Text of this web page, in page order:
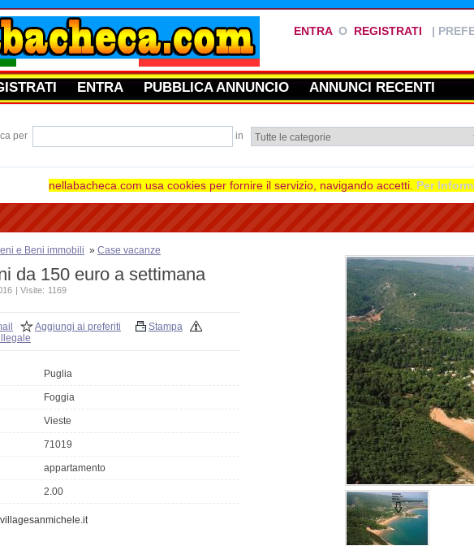
ENTRAO REGISTRATI |
ENTRA PUBBLICA ANNUNCIO ANNUNCI RECENTI
per in
nellabacheca.com usa cookies per fornire il servizio, navigando accetti. Per
e Beni immobili » Case vacanze
da 150 euro a settimana
| Visite: 1169
Aggiungi ai preferiti
Stampa
Puglia
Foggia
Vieste
71019
appartamento
2.00